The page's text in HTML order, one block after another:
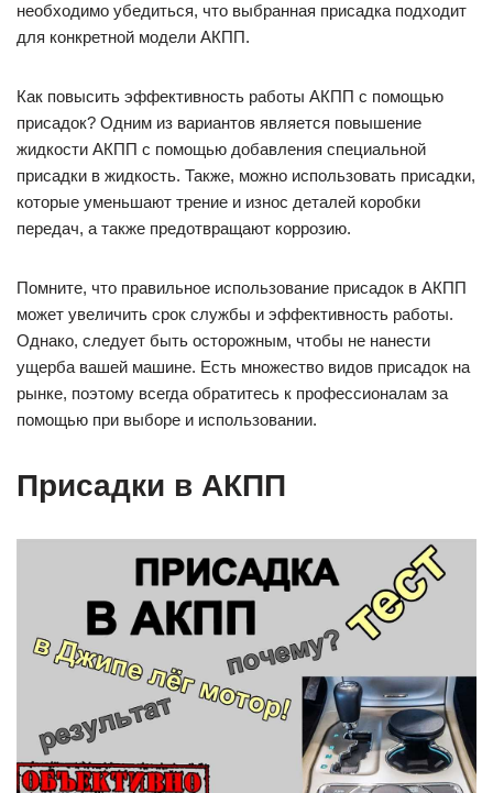
необходимо убедиться, что выбранная присадка подходит
для конкретной модели АКПП.
Как повысить эффективность работы АКПП с помощью
присадок? Одним из вариантов является повышение
жидкости АКПП с помощью добавления специальной
присадки в жидкость. Также, можно использовать присадки,
которые уменьшают трение и износ деталей коробки
передач, а также предотвращают коррозию.
Помните, что правильное использование присадок в АКПП
может увеличить срок службы и эффективность работы.
Однако, следует быть осторожным, чтобы не нанести
ущерба вашей машине. Есть множество видов присадок на
рынке, поэтому всегда обратитесь к профессионалам за
помощью при выборе и использовании.
Присадки в АКПП